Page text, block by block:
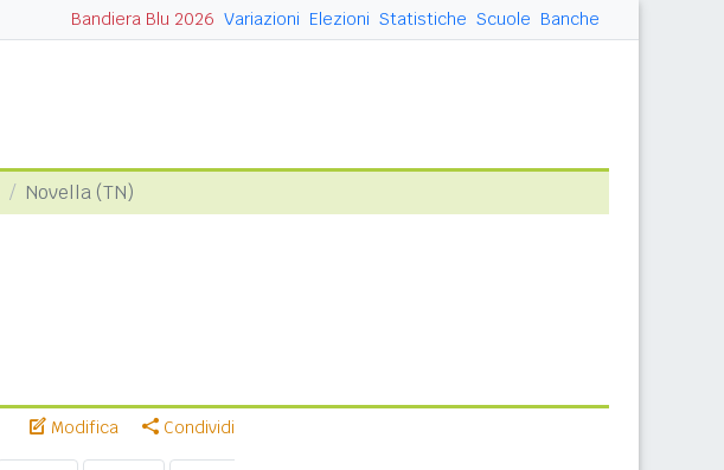
Bandiera Blu 2026 Variazioni Elezioni Statistiche Scuole Banche
Novella (TN)
Modifica Condividi